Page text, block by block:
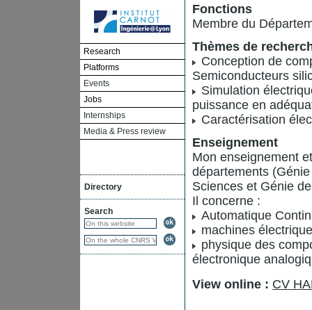
Research
Platforms
Events
Jobs
Internships
Media & Press review
Directory
Search
Fonctions
Membre du
Thèmes de
Conception de
Semiconducteurs
Simulation
puissance en
Caractérisation
Enseignement
Mon enseignement
départements
Sciences et Génie
Il concerne :
Automatique
machines
physique des
électronique
View online : CV